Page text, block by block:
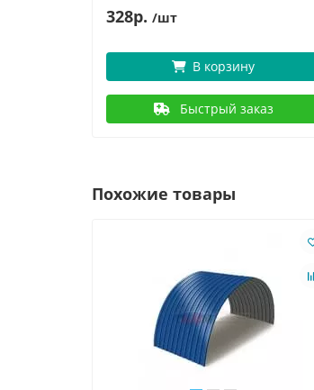
328р. /шт
В корзину
Быстрый заказ
Похожие товары